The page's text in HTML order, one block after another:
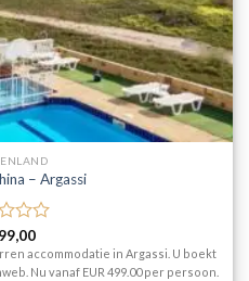
– Argassi
accommodatie in Argassi. U boekt
Nu vanaf EUR 499.00 per persoon.